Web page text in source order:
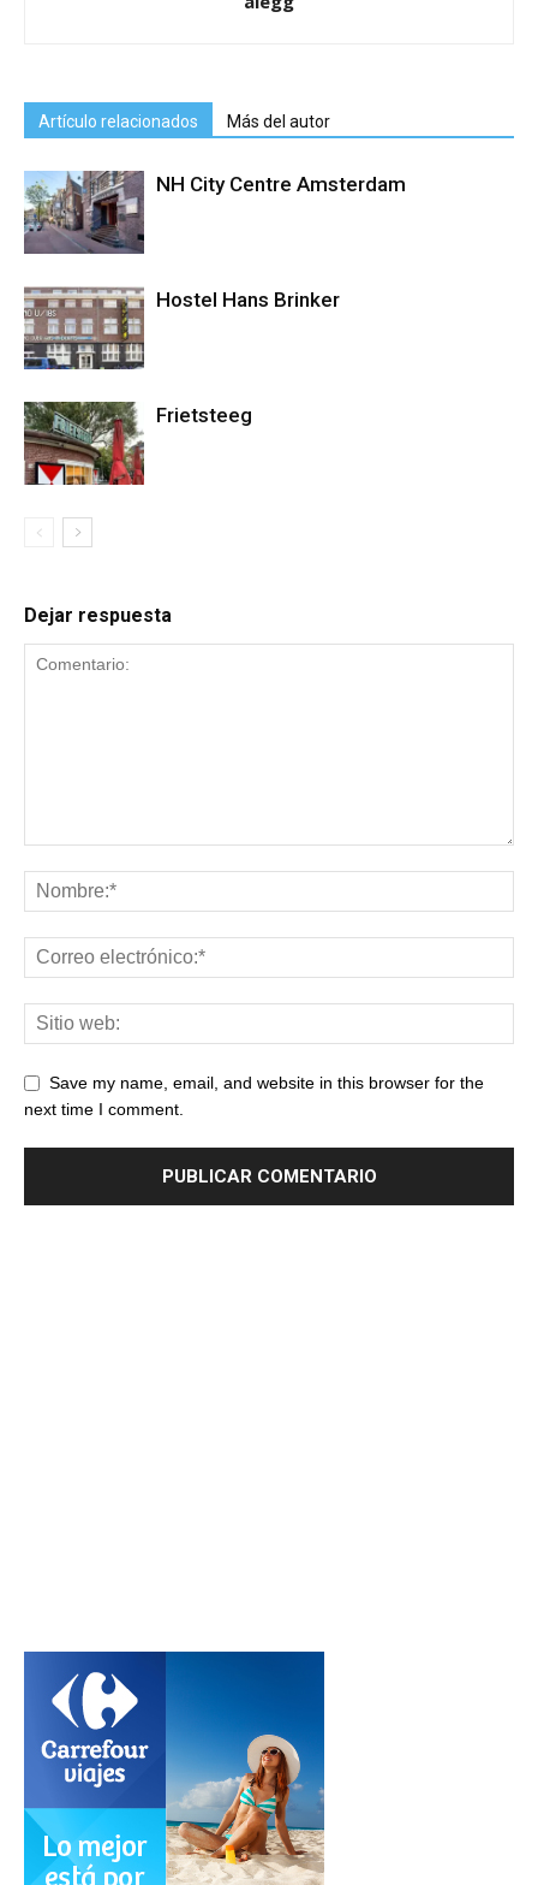
Artículo relacionados Más del autor
NH City Centre Amsterdam
Hostel Hans Brinker
Frietsteeg
Dejar respuesta
Save my name, email, and website in this browser for the
next time I comment.